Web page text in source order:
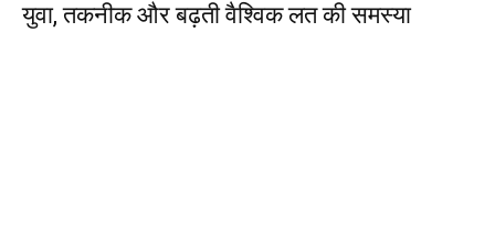
युवा, तकनीक और बढ़ती वैश्विक लत की समस्या